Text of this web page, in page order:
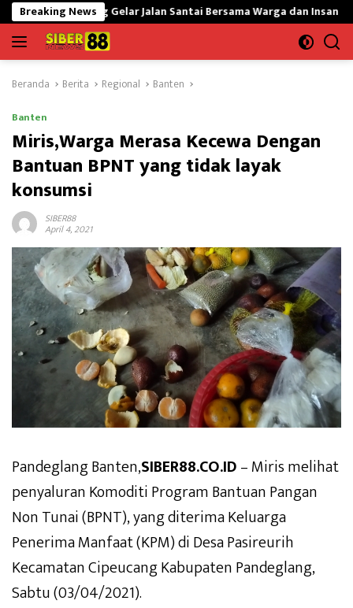
Langsung
ke
konten
Breaking News
Jalan Santai Bersama Warga dan Insan Pendidikan
Beranda Berita Regional Banten
Banten
Miris,Warga Merasa Kecewa Dengan
Bantuan BPNT yang tidak layak
konsumsi
SIBER88
April 4, 2021
Pandeglang Banten,SIBER88.CO.ID– Miris melihat
penyaluran Komoditi Program Bantuan Pangan
Non Tunai (BPNT), yang diterima Keluarga
Penerima Manfaat (KPM) di Desa Pasireurih
Kecamatan Cipeucang Kabupaten Pandeglang,
Sabtu (03/04/2021).